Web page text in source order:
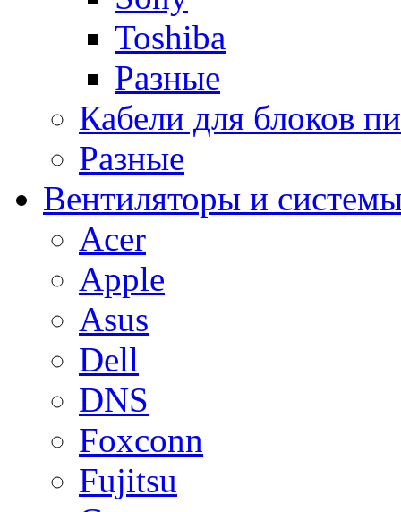
Toshiba
Разные
Кабели для блоков
Разные
Вентиляторы и
Acer
Apple
Asus
Dell
DNS
Foxconn
Fujitsu